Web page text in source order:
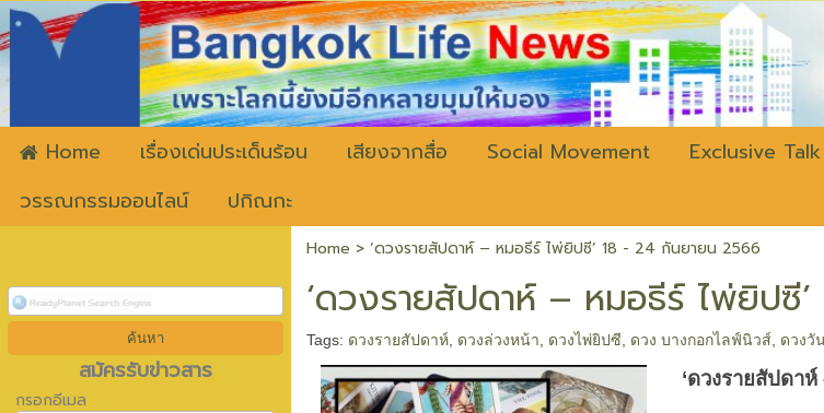
Home เรื่องเด่นประเด็นร้อน เสียงจากสื่อ Social Movement Exclusive Talk
วรรณกรรมออนไลน์
ปกิณกะ
สมัครรับข่าวสาร
กรอกอีเมล
Home > ‘ดวงรายสัปดาห์ – หมอธีร์ ไพ่ยิปซี’ 18 - 24 กันยายน 2566
‘ดวงรายสัปดาห์ – หมอธีร์ ไพ่ยิปซี
Tags: ดวงรายสัปดาห์ ดวงล่วงหน้า ดวงไพ่ยิปซี ดวง บางกอกไลฟ์นิวส์ ดวงวั
‘ดวงรายสัปดา